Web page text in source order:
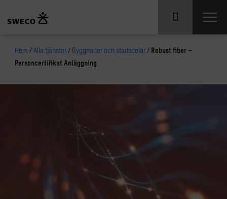
Hem /Alla tjänster / Byggnader och stadsdelar / Robust fiber –
Personcertifikat Anläggning